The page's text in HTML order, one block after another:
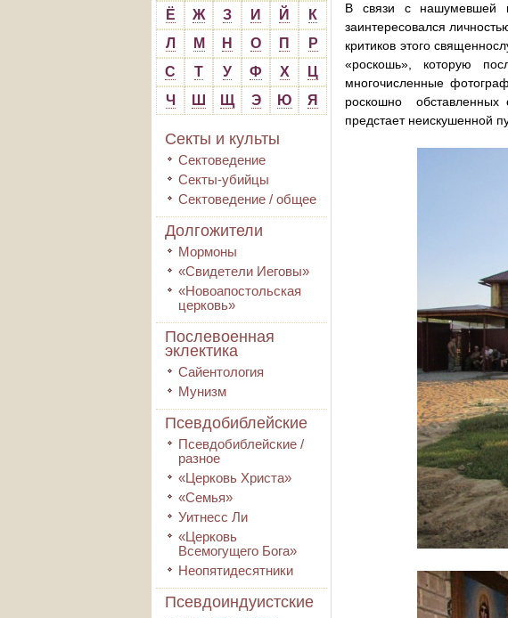
Ё
Ж З И Й
К
Л
М Н О П
Р
С
Т У Ф Х
Ц
Ч
Ш Щ Э Ю Я
Секты и культы
Сектоведение
Секты-убийцы
Сектоведение / общее
Долгожители
Мормоны
«Свидетели Иеговы»
«Новоапостольская
церковь»
Послевоенная
эклектика
Сайентология
Мунизм
Псевдобиблейские
Псевдобиблейские /
разное
«Церковь Христа»
«Семья»
Уитнесс Ли
«Церковь
Всемогущего Бога»
Неопятидесятники
Псевдоиндуистские
В связи с нашумевшей
заинтересовался
критиков этого
«роскошь», которую
многочисленные
роскошно обставленных
предстает неискушенной